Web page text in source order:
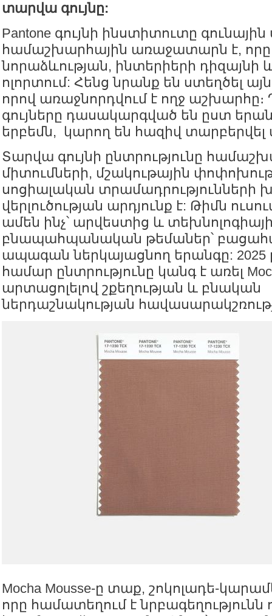
տարվա գույնը:
Pantone գույնի ինստիտուտը
համաշխարհային առաջատարն է, որը
նորաձևության, ինտերիերի դիզայնի
ոլորտում: Հենց նրանք են ստեղծել
որով առաջնորդվում է ողջ աշխարհը։
գույները դասակարգված են ըստ
երբեմն, կարող են հազիվ տարբերվել
Տարվա գույնի ընտրությունը
միտումների, մշակութային
սոցիալական տրամադրությունների
վերլուծության արդյունք է: Թիմն
ամեն ինչ՝ արվեստից և
բնապահպանական թեմաներ՝
ապագան ներկայացնող երանգը:
համար ընտրությունը կանգ է առել
արտացոլելով շքեղության և բնական
ներդաշնակության
Mocha Mousse-ը տաք, շոկոլադե-
որը համատեղում է նրբագեղությունն